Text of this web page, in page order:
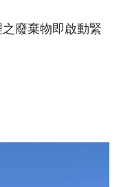
廢棄物即啟動緊